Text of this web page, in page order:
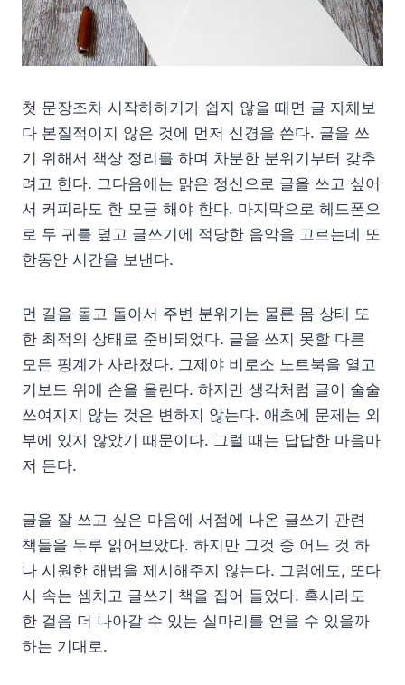
첫 문장조차 시작하하기가 쉽지 않을 때면 글 자체보
다 본질적이지 않은 것에 먼저 신경을 쓴다. 글을 쓰
기 위해서 책상 정리를 하며 차분한 분위기부터 갖추
려고 한다. 그다음에는 맑은 정신으로 글을 쓰고 싶어
서 커피라도 한 모금 해야 한다. 마지막으로 헤드폰으
로 두 귀를 덮고 글쓰기에 적당한 음악을 고르는데 또
한동안 시간을 보낸다.
먼 길을 돌고 돌아서 주변 분위기는 물론 몸 상태 또
한 최적의 상태로 준비되었다. 글을 쓰지 못할 다른
모든 핑계가 사라졌다. 그제야 비로소 노트북을 열고
키보드 위에 손을 올린다. 하지만 생각처럼 글이 술술
쓰여지지 않는 것은 변하지 않는다. 애초에 문제는 외
부에 있지 않았기 때문이다. 그럴 때는 답답한 마음마
저 든다.
글을 잘 쓰고 싶은 마음에 서점에 나온 글쓰기 관련
책들을 두루 읽어보았다. 하지만 그것 중 어느 것 하
나 시원한 해법을 제시해주지 않는다. 그럼에도, 또다
시 속는 셈치고 글쓰기 책을 집어 들었다. 혹시라도
한 걸음 더 나아갈 수 있는 실마리를 얻을 수 있을까
하는 기대로.